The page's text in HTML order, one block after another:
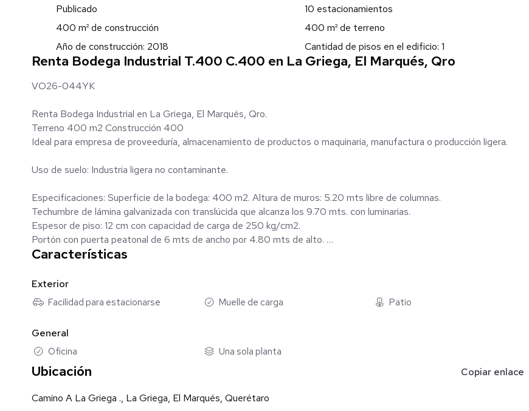
Publicado
10 estacionamientos
400 m² de construcción
400 m² de terreno
Año de construcción: 2018
Cantidad de pisos en el edificio: 1
Renta Bodega Industrial T.400 C.400 en La Griega, El Marqués, Qro
VO26-044YK
Renta Bodega Industrial en La Griega, El Marqués, Qro.
Terreno 400 m2 Construcción 400
Ideal para empresa de proveeduría, almacenamiento de productos o maquinaria, manufactura o producción ligera.
Uso de suelo: Industria ligera no contaminante.
Especificaciones: Superficie de la bodega: 400 m2. Altura de muros: 5.20 mts libre de columnas.
Techumbre de lámina galvanizada con translúcida que alcanza los 9.70 mts. con luminarias.
Espesor de piso: 12 cm con capacidad de carga de 250 kg/cm2.
Portón con puerta peatonal de 6 mts de ancho por 4.80 mts de alto.
Luz trifásica.
Transformador de luz 30 KVA.
Amplio patio de maniobras de 400 metros privativo a la bodega.
Barda perimetral, cerca de malla ciclónica e iluminación.
Precio más IVA + Mantenimiento
Características
Exterior
Facilidad para estacionarse Muelle de carga Patio
General
Oficina Una sola planta
Ubicación Copiar enlace
Camino A La Griega ., La Griega, El Marqués, Querétaro